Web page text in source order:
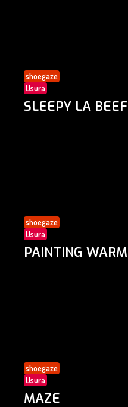
shoegaze
Usura
SLEEPY LA BEEF
shoegaze
Usura
PAINTING WARM
shoegaze
Usura
MAZE